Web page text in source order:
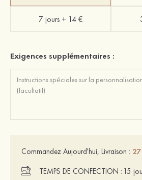
7 jours + 14 €
Exigences supplémentaires :
Commandez Aujourd'hui, Livraison :
TEMPS DE CONFECTION : 15